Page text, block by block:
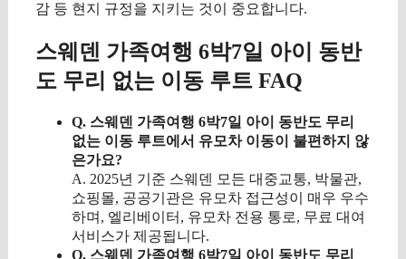
감 등 현지 규정을 지키는 것이 중요합니다.
스웨덴 가족여행 6박7일 아이 동반
도 무리 없는 이동 루트 FAQ
Q. 스웨덴 가족여행 6박7일 아이 동반도 무리
없는 이동 루트에서 유모차 이동이 불편하지 않
은가요?
A. 2025년 기준 스웨덴 모든 대중교통, 박물관,
쇼핑몰, 공공기관은 유모차 접근성이 매우 우수
하며, 엘리베이터, 유모차 전용 통로, 무료 대여
서비스가 제공됩니다.
Q. 스웨덴 가족여행 6박7일 아이 동반도 무리